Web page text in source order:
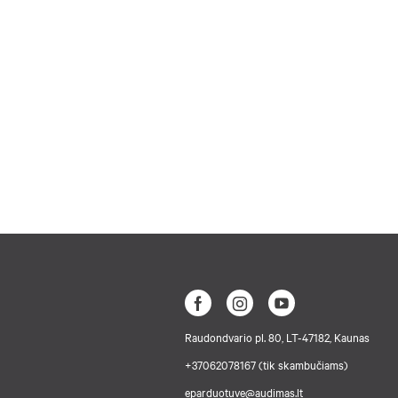
Raudondvario pl. 80, LT-47182, Kaunas
+37062078167 (tik skambučiams)
eparduotuve@audimas.lt